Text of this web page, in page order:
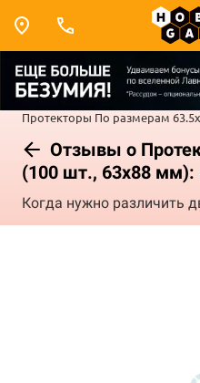
Протекторы По размерам
Отзывы о
(100 шт., 63х88
Когда нужно различить